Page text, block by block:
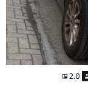
2.0